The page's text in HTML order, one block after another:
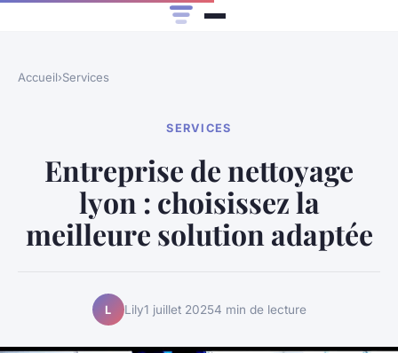
Accueil›Services
SERVICES
Entreprise de nettoyage
lyon : choisissez la
meilleure solution adaptée
L Lily1 juillet 20254 min de lecture